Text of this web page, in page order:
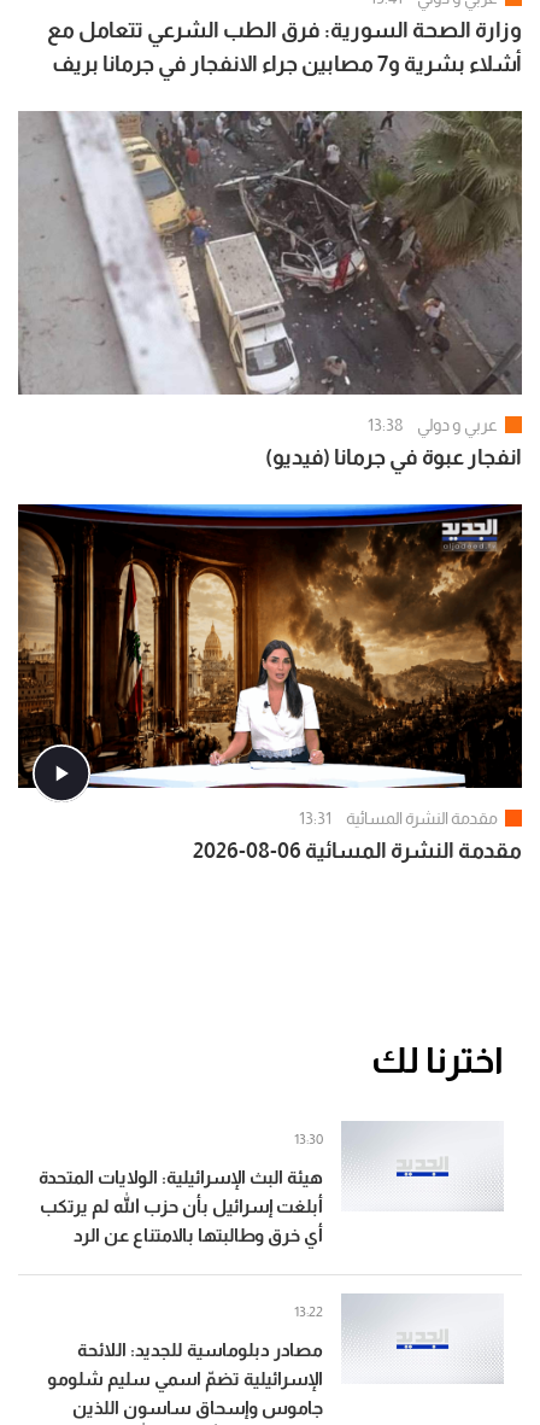
وزارة الصحة السورية: فرق الطب الشرعي تتعامل مع
أشلاء بشرية و7 مصابين جراء الانفجار في جرمانا بريف
عربي و دولي 13:38
انفجار عبوة في جرمانا (فيديو)
مقدمة النشرة المسائية 13:31
مقدمة النشرة المسائية 06-08-2026
اخترنا لك
هيئة البث الإسرائيلية: الولايات المتحدة
أبلغت إسرائيل بأن حزب الله لم يرتكب
أي خرق وطالبتها بالامتناع عن الرد
13:30
مصادر دبلوماسية للجديد: اللائحة
الإسرائيلية تضمّ اسمي سليم شلومو
جاموس وإسحاق ساسون اللذين
13:22